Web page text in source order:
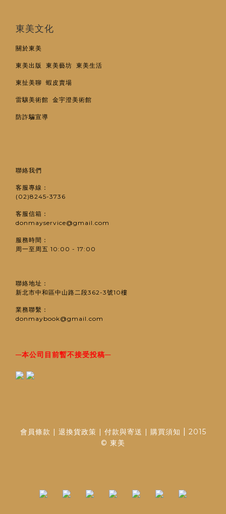
東美文化
關於東美
東美出版 東美藝坊 東美生活
東扯美聊 蝦皮賣場
雷驤美術館 金宇澄美術館
防詐騙宣導
聯絡我們
客服專線：
(02)8245-3736
客服信箱：
donmayservice@gmail.com
服務時間：
周一至周五 10:00 - 17:00
聯絡地址：
新北市中和區中山路二段362-3號10樓
業務聯繫：
donmaybook@gmail.com
─本公司目前暫不接受投稿─
會員條款 | 退換貨政策 | 付款與寄送 | 購買須知
2015
© 東美